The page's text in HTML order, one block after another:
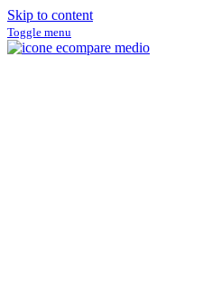
Skip to content
Toggle menu
ECompare e EConomize